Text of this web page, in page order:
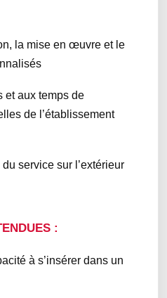
la mise en œuvre et le
et aux temps de
de l’établissement
service sur l’extérieur
:
à s’insérer dans un